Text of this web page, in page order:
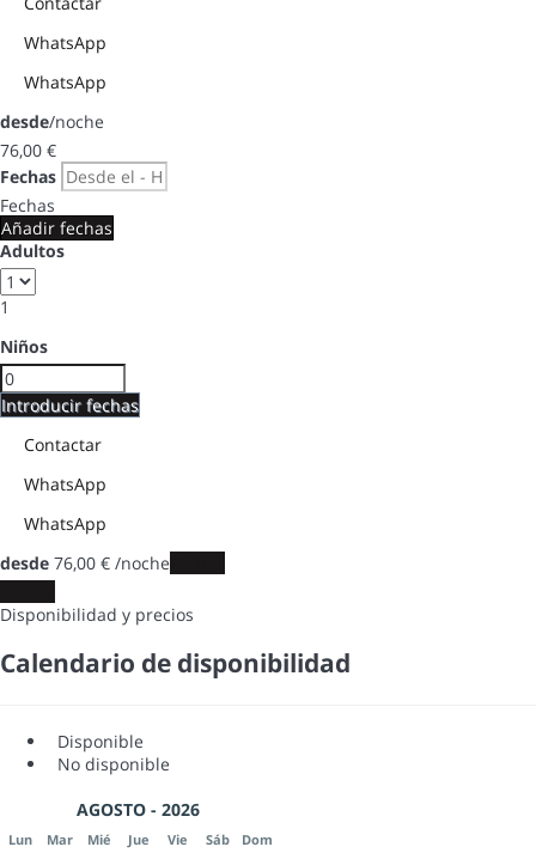
WhatsApp
WhatsApp
desde/noche
76,00 €
Fechas
Fechas
Añadir fechas
Adultos
1
Niños
Introducir fechas
Contactar
WhatsApp
WhatsApp
desde 76,00 € /noche
Disponibilidad y precios
Calendario de disponibilidad
Disponible
No disponible
AGOSTO - 2026
Lun Mar Mié Jue Vie Sáb Dom